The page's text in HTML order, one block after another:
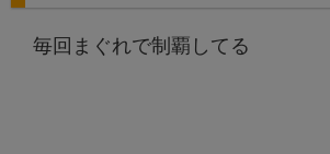
毎回まぐれで制覇してる